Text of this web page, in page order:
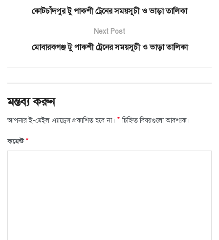
কোটচাঁদপুর টু পাকশী ট্রেনের সময়সূচী ও ভাড়া তালিকা
Next Post
মোবারকগঞ্জ টু পাকশী ট্রেনের সময়সূচী ও ভাড়া তালিকা
মন্তব্য করুন
আপনার ই-মেইল এ্যাড্রেস প্রকাশিত হবে না। * চিহ্নিত বিষয়গুলো আবশ্যক।
কমেন্ট*